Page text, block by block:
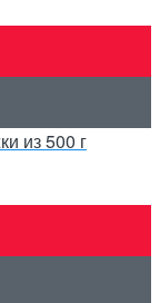
из 500 г